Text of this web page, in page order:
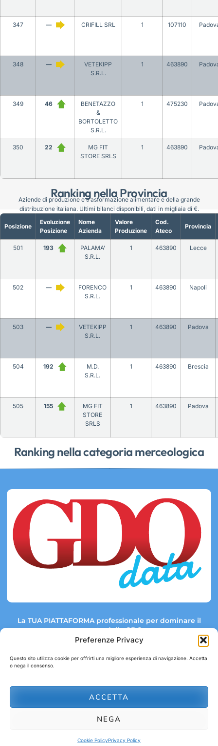
Preferenze Privacy
Questo sito utilizza cookie per offrirti una migliore esperienza di navigazione. Accetta
o nega il consenso.
ACCETTA
NEGA
Cookie PolicyPrivacy Policy
Ranking nella Provincia
347 — CRIFILL SRL 1 107110
348 —
VETEKIPP
S.R.L.
1 463890
349 46
BENETAZZO
&
BORTOLETTO
S.R.L.
1 475230
350 22
MG FIT
STORE SRLS
1 463890
Ranking nella categoria merceologica
Posizione
Evoluzione
Posizione
Nome
Azienda
Valore
Produzione
Cod.
Ateco
Provincia
501 193
PALAMA’
S.R.L.
1 463890 Lecce
502 —
FORENCO
S.R.L.
1 463890 Napoli
503 —
VETEKIPP
S.R.L.
1 463890 Padova
504 192
M.D.
S.R.L.
1 463890 Brescia
505 155
MG FIT
STORE
SRLS
1 463890 Padova
Aziende di produzione e trasformazione alimentare e della grande
distribuzione italiana. Ultimi bilanci disponibili, dati in migliaia di €.
La TUA PIATTAFORMA professionale per dominare il
mercato della GDO.
Link rapidi:
abbonamenti@gdodata.it
© 2026 GDOData.it - PR Italia Edizioni srl - P.Iva: 03044390353